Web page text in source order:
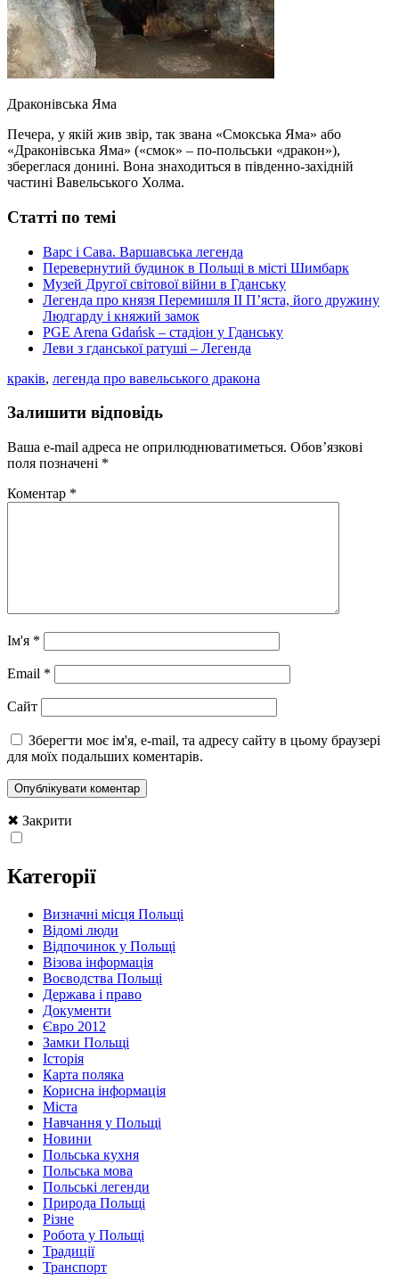
Драконівська Яма
Печера, у якій жив звір, так звана «Смокська Яма» або
«Драконівська Яма» («смок» – по-польськи «дракон»),
збереглася донині. Вона знаходиться в південно-західній
частині Вавельського Холма.
Статті по темі
Варс і Сава. Варшавська легенда
Перевернутий будинок в Польщі в місті Шимбарк
Музей Другої світової війни в Гданську
Легенда про князя Перемишля II П’яста, його дружину
Людгарду і княжий замок
PGE Arena Gdańsk – стадіон у Гданську
Леви з гданської ратуші – Легенда
краків, легенда про вавельського дракона
Залишити відповідь
Ваша e-mail адреса не оприлюднюватиметься. Обов’язкові
поля позначені *
Коментар *
Ім'я *
Email *
Сайт
Зберегти моє ім'я, e-mail, та адресу сайту в цьому браузері
для моїх подальших коментарів.
✖ Закрити
Категорії
Визначні місця Польщі
Відомі люди
Відпочинок у Польщі
Візова інформація
Воєводства Польщі
Держава і право
Документи
Євро 2012
Замки Польщі
Історія
Карта поляка
Корисна інформація
Міста
Навчання у Польщі
Новини
Польська кухня
Польська мова
Польські легенди
Природа Польщі
Різне
Робота у Польщі
Традиції
Транспорт